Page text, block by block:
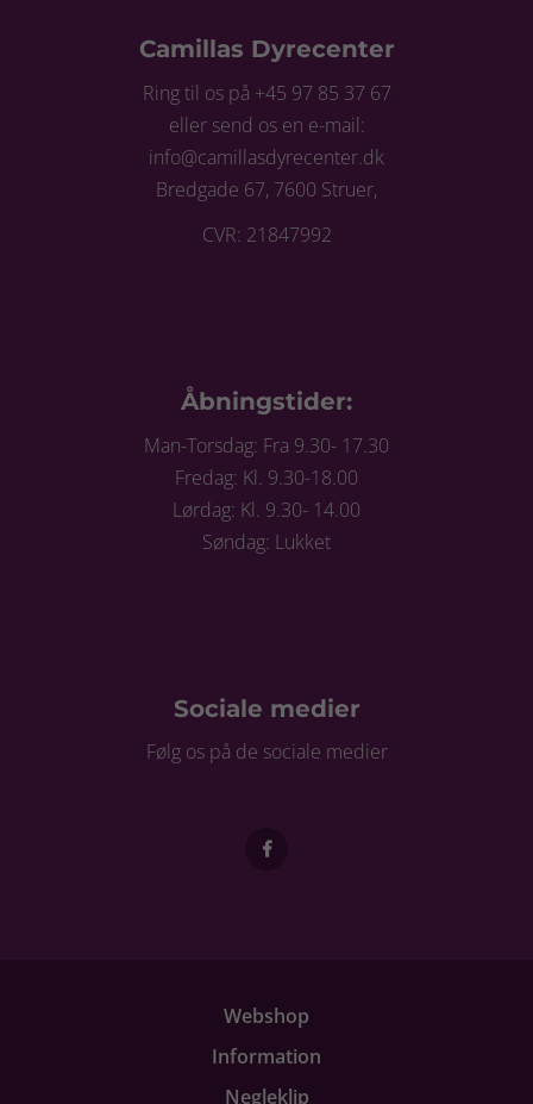
Camillas Dyrecenter
Ring til os på +45 97 85 37 67
eller send os en e-mail:
info@camillasdyrecenter.dk
Bredgade 67, 7600 Struer,
CVR: 21847992
Åbningstider:
Man-Torsdag: Fra 9.30- 17.30
Fredag: Kl. 9.30-18.00
Lørdag: Kl. 9.30- 14.00
Søndag: Lukket
Sociale medier
Følg os på de sociale medier
Webshop
Information
Negleklip